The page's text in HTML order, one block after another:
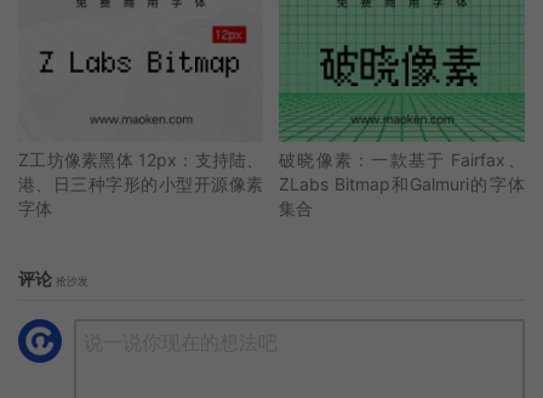
Z工坊像素黑体 12px：支持陆、
港、日三种字形的小型开源像素
字体
破晓像素：一款基于 Fairfax、
ZLabs Bitmap和Galmuri的字体
集合
评论 抢沙发